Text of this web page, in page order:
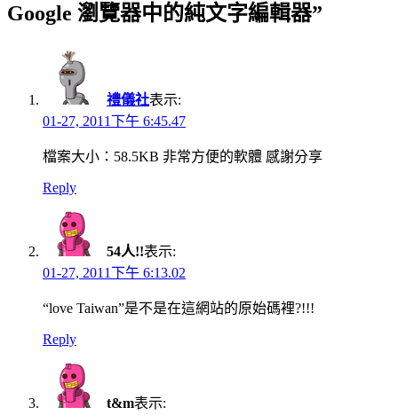
Google 瀏覽器中的純文字編輯器”
禮儀社表示:
01-27, 2011下午 6:45.47
檔案大小：58.5KB 非常方便的軟體 感謝分享
Reply
54人!!表示:
01-27, 2011下午 6:13.02
“love Taiwan”是不是在這網站的原始碼裡?!!!
Reply
t&m表示: